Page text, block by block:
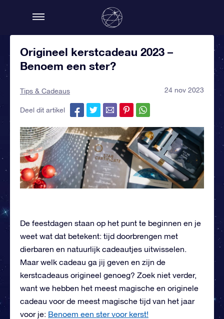
Origineel kerstcadeau 2023 –
Benoem een ster?
Tips & Cadeaus 24 nov 2023
Deel dit artikel
De feestdagen staan op het punt te beginnen en je
weet wat dat betekent: tijd doorbrengen met
dierbaren en natuurlijk cadeautjes uitwisselen.
Maar welk cadeau ga jij geven en zijn de
kerstcadeaus origineel genoeg? Zoek niet verder,
want we hebben het meest magische en originele
cadeau voor de meest magische tijd van het jaar
voor je: Benoem een ster voor kerst!